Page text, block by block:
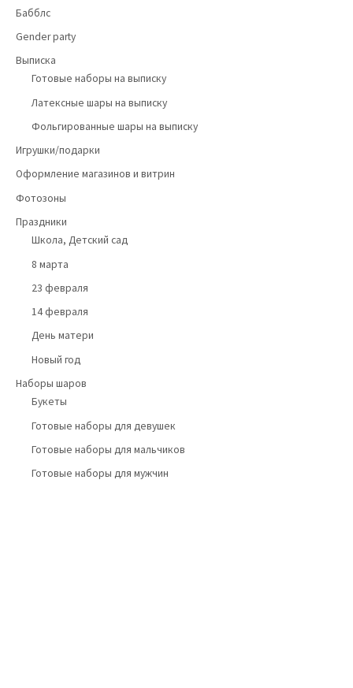
Бабблс
Gender party
Выписка
Готовые наборы на выписку
Латексные шары на выписку
Фольгированные шары на выписку
Игрушки/подарки
Оформление магазинов и витрин
Фотозоны
Праздники
Школа, Детский сад
8 марта
23 февраля
14 февраля
День матери
Новый год
Наборы шаров
Букеты
Готовые наборы для девушек
Готовые наборы для мальчиков
Готовые наборы для мужчин